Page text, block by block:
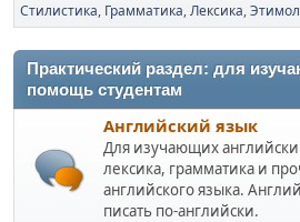
Стилистика Грамматика Лексика
Практический раздел: для
помощь студентам
Английский язык
Для изучающих
лексика, грамматика и
английского языка.
писать по-английски.